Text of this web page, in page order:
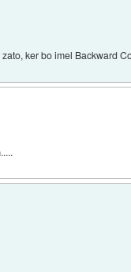
ker bo imel Backward